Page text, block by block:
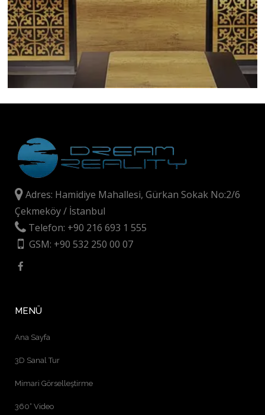
Adres: Hamidiye Mahallesi, Gürkan Sokak No:2/6
Çekmeköy / İstanbul
Telefon: +90 216 693 1 555
GSM: +90 532 250 00 07
MENÜ
Ana Sayfa
3D Sanal Tur
Mimari Görselleştirme
360° Video